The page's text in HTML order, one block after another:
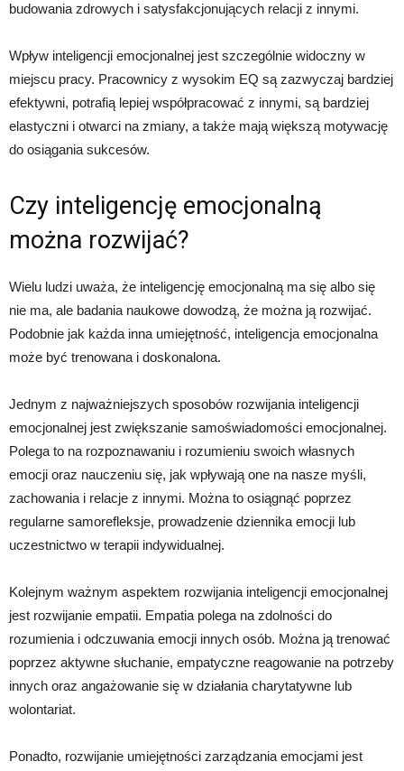
budowania zdrowych i satysfakcjonujących relacji z innymi.
Wpływ inteligencji emocjonalnej jest szczególnie widoczny w
miejscu pracy. Pracownicy z wysokim EQ są zazwyczaj bardziej
efektywni, potrafią lepiej współpracować z innymi, są bardziej
elastyczni i otwarci na zmiany, a także mają większą motywację
do osiągania sukcesów.
Czy inteligencję emocjonalną
można rozwijać?
Wielu ludzi uważa, że inteligencję emocjonalną ma się albo się
nie ma, ale badania naukowe dowodzą, że można ją rozwijać.
Podobnie jak każda inna umiejętność, inteligencja emocjonalna
może być trenowana i doskonalona.
Jednym z najważniejszych sposobów rozwijania inteligencji
emocjonalnej jest zwiększanie samoświadomości emocjonalnej.
Polega to na rozpoznawaniu i rozumieniu swoich własnych
emocji oraz nauczeniu się, jak wpływają one na nasze myśli,
zachowania i relacje z innymi. Można to osiągnąć poprzez
regularne samorefleksje, prowadzenie dziennika emocji lub
uczestnictwo w terapii indywidualnej.
Kolejnym ważnym aspektem rozwijania inteligencji emocjonalnej
jest rozwijanie empatii. Empatia polega na zdolności do
rozumienia i odczuwania emocji innych osób. Można ją trenować
poprzez aktywne słuchanie, empatyczne reagowanie na potrzeby
innych oraz angażowanie się w działania charytatywne lub
wolontariat.
Ponadto, rozwijanie umiejętności zarządzania emocjami jest